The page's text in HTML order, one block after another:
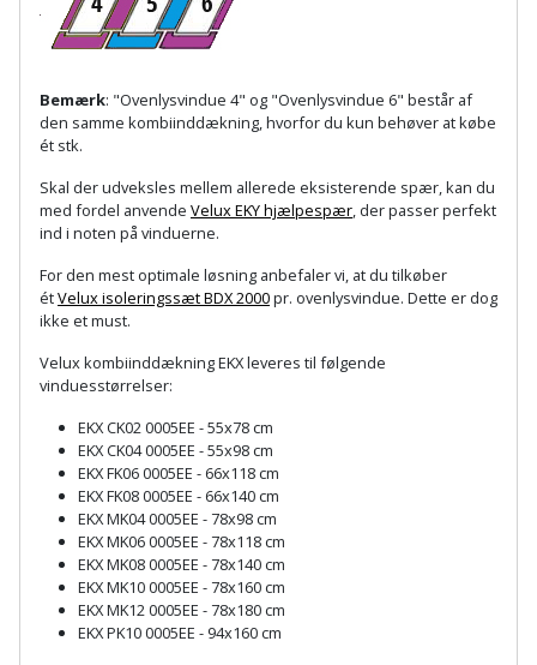
Plastlister
Rumdeler
Sand
og
grus
Skruer,
bolte
og
møtrikker
Skunklem
Søm
Sternbeklædning
Løfteudstyr
Målebånd
Markeringsværktøj
Mejsel
Murerværktøj
Nedstryger
Nøgleværktøj
Økse
Oliekande
Palleløfter
Polsøger
Flisevibrator
Forlængerledning
Fugepistol
Fugtmåler
Gipsskruemaskine
Girafsliber
tilbehør
Høvl
Industristøvsuger
Kantfræser
Gummibåd
kajak
Havemøbler
Havepleje
Haveredskaber
Haveslange
og
tilbehør
Havetilbehør
Hegn
Højbede
Højtaler
Bemærk: "Ovenlysvindue 4" og "Ovenlysvindue 6" består af
den samme kombiinddækning, hvorfor du kun behøver at købe
ét stk.
Skal der udveksles mellem allerede eksisterende spær, kan du
med fordel anvende Velux EKY hjælpespær, der passer perfekt
ind i noten på vinduerne.
For den mest optimale løsning anbefaler vi, at du tilkøber
étVelux isoleringssæt BDX 2000pr. ovenlysvindue. Dette er dog
ikke et must.
Velux kombiinddækning EKX leveres til følgende
vinduesstørrelser:
EKX CK02 0005EE - 55x78 cm
EKX CK04 0005EE - 55x98 cm
EKX FK06 0005EE - 66x118 cm
EKX FK08 0005EE - 66x140 cm
EKX MK04 0005EE - 78x98 cm
EKX MK06 0005EE - 78x118 cm
EKX MK08 0005EE - 78x140 cm
EKX MK10 0005EE - 78x160 cm
EKX MK12 0005EE - 78x180 cm
EKX PK10 0005EE - 94x160 cm